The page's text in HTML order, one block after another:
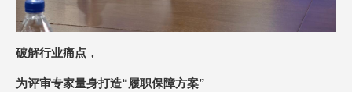
破解行业痛点，
为评审专家量身打造“履职保障方案”